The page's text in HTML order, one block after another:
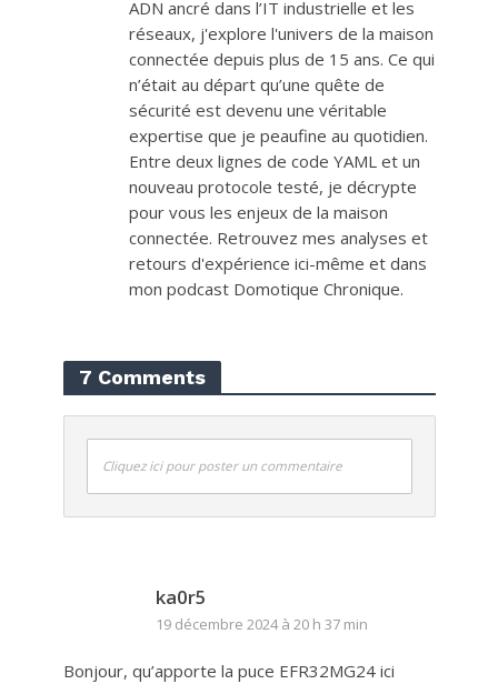
ADN ancré dans l’IT industrielle et les
réseaux, j'explore l'univers de la maison
connectée depuis plus de 15 ans. Ce qui
n’était au départ qu’une quête de
sécurité est devenu une véritable
expertise que je peaufine au quotidien.
Entre deux lignes de code YAML et un
nouveau protocole testé, je décrypte
pour vous les enjeux de la maison
connectée. Retrouvez mes analyses et
retours d'expérience ici-même et dans
mon podcast Domotique Chronique.
7 Comments
Cliquez ici pour poster un commentaire
ka0r5
19 décembre 2024 à 20 h 37 min
Bonjour, qu’apporte la puce EFR32MG24 ici